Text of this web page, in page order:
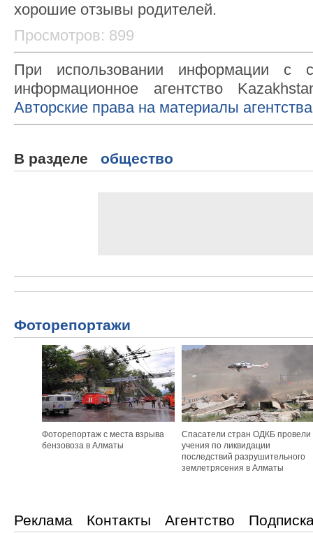
хорошие отзывы родителей.
Просмотров: 899
При использовании информации с
информационное агентство
Авторские права на материалы
В разделе общество
Фоторепортажи
Фоторепортаж с места взрыва
бензовоза в Алматы
Спасатели стран ОДКБ провели
учения по ликвидации
последствий разрушительного
землетрясения в Алматы
Реклама Контакты Агентство